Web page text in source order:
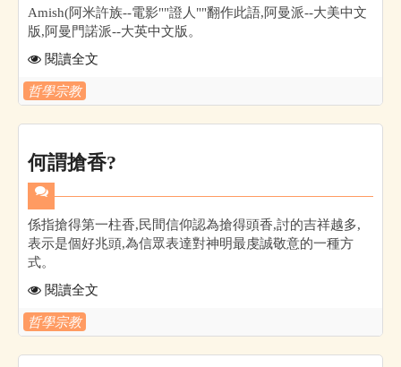
Amish(阿米許族--電影""證人""翻作此語,阿曼派--大美中文
版,阿曼門諾派--大英中文版。
閱讀全文
哲學宗教
何謂搶香?
係指搶得第一柱香,民間信仰認為搶得頭香,討的吉祥越多,
表示是個好兆頭,為信眾表達對神明最虔誠敬意的一種方
式。
閱讀全文
哲學宗教